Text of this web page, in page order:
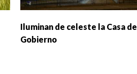
Iluminan de celeste la Casa de
Gobierno